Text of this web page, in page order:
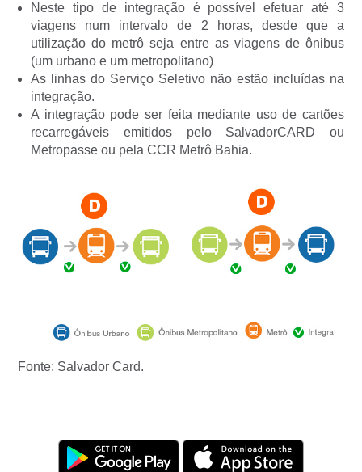
Neste tipo de integração é possível efetuar até 3
viagens num intervalo de 2 horas, desde que a
utilização do metrô seja entre as viagens de ônibus
(um urbano e um metropolitano)
As linhas do Serviço Seletivo não estão incluídas na
integração.
A integração pode ser feita mediante uso de cartões
recarregáveis emitidos pelo SalvadorCARD ou
Metropasse ou pela CCR Metrô Bahia.
Fonte: Salvador Card.